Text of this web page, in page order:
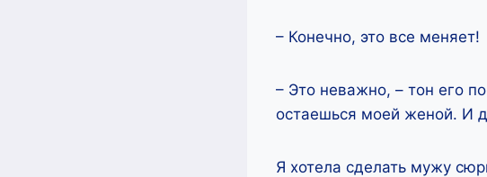
– Конечно, это все меняет!
– Это неважно, – тон его
остаешься моей женой. И
Я хотела сделать мужу